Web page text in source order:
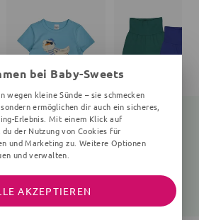
Print
bei Baby-Sweets
wegen kleine Sünde – sie schmecken
ermöglichen dir auch ein sicheres,
Erlebnis. Mit einem Klick auf
du der Nutzung von Cookies für
und Marketing zu. Weitere Optionen
und verwalten.
AKZEPTIEREN